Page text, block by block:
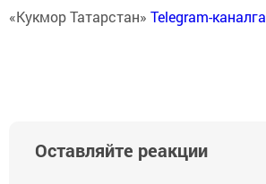
«Кукмор Татарстан» Telegram-каналга
Оставляйте реакции